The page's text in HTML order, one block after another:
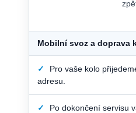
Mobilní svoz a doprava
✓
Pro vaše kolo
adresu.
✓ Po dokončení servisu